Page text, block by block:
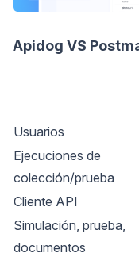
Apidog VS
Usuarios
Ejecuciones de
colección/prueba
Cliente API
Simulación, prueba,
documentos